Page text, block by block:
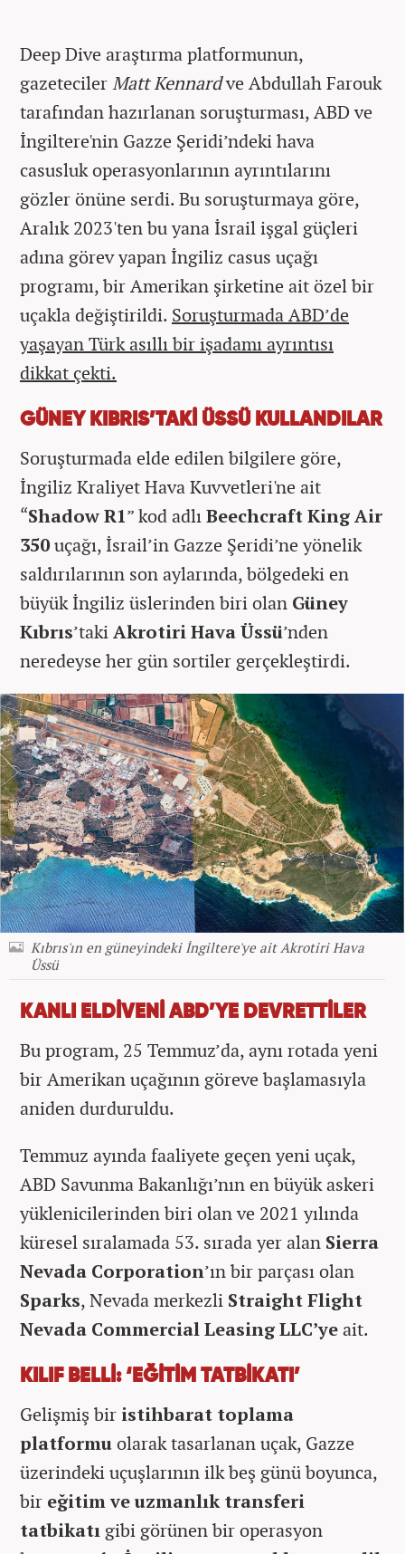
Deep Dive araştırma platformunun,
gazetecilerMatt Kennardve Abdullah Farouk
tarafından hazırlanan soruşturması, ABD ve
İngiltere'nin Gazze Şeridi’ndeki hava
casusluk operasyonlarının ayrıntılarını
gözler önüne serdi. Bu soruşturmaya göre,
Aralık 2023'ten bu yana İsrail işgal güçleri
adına görev yapan İngiliz casus uçağı
programı, bir Amerikan şirketine ait özel bir
uçakla değiştirildi. Soruşturmada ABD’de
yaşayan Türk asıllı bir işadamı ayrıntısı
dikkat çekti.
GÜNEY KIBRIS’TAKİ ÜSSÜ KULLANDILAR
Soruşturmada elde edilen bilgilere göre,
İngiliz Kraliyet Hava Kuvvetleri'ne ait
“Shadow R1” kod adlıBeechcraft King Air
350uçağı, İsrail’in Gazze Şeridi’ne yönelik
saldırılarının son aylarında, bölgedeki en
büyük İngiliz üslerinden biri olan Güney
Kıbrıs’takiAkrotiri Hava Üssü’nden
neredeyse her gün sortiler gerçekleştirdi.
Kıbrıs'ın en güneyindeki İngiltere'ye ait Akrotiri Hava
Üssü
KANLI ELDİVENİ ABD’YE DEVRETTİLER
Bu program, 25 Temmuz’da, aynı rotada yeni
bir Amerikan uçağının göreve başlamasıyla
aniden durduruldu.
Temmuz ayında faaliyete geçen yeni uçak,
ABD Savunma Bakanlığı’nın en büyük askeri
yüklenicilerinden biri olan ve 2021 yılında
küresel sıralamada 53. sırada yer alan Sierra
Nevada Corporation’ın bir parçası olan
Sparks, Nevada merkezli Straight Flight
Nevada Commercial Leasing LLC’yeait.
KILIF BELLİ: ‘EĞİTİM TATBİKATI’
Gelişmiş bir istihbarat toplama
platformuolarak tasarlanan uçak, Gazze
üzerindeki uçuşlarının ilk beş günü boyunca,
bir eğitim ve uzmanlık transferi
tatbikatıgibi görünen bir operasyon